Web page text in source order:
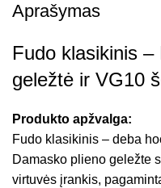
Aprašymas
Fudo klasikinis
geležtė ir VG10
Produkto apžvalga:
Fudo klasikinis – deba
Damasko plieno geležte
virtuvės įrankis,